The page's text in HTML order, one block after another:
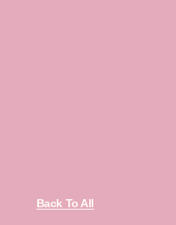
Back To All